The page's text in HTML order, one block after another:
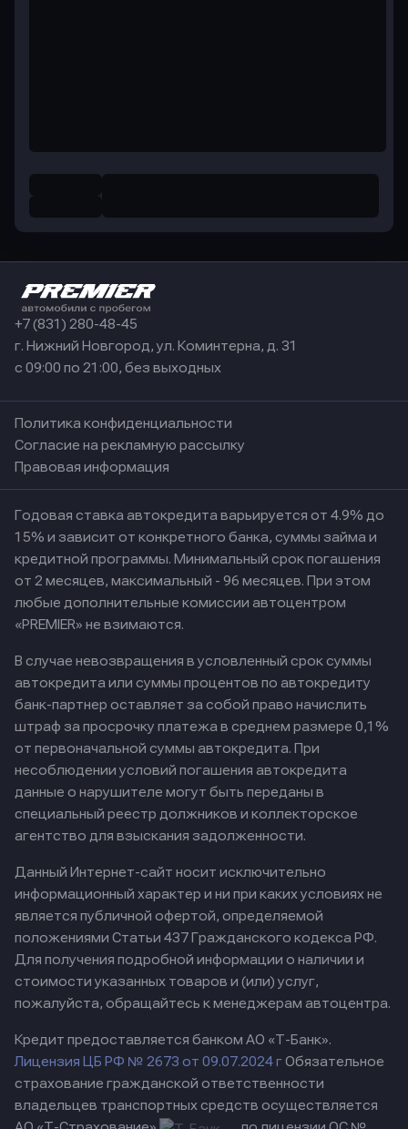
+7 (831) 280-48-45
г. Нижний Новгород, ул. Коминтерна, д. 31
с 09:00 по 21:00, без выходных
Политика конфиденциальности
Согласие на рекламную рассылку
Правовая информация
Годовая ставка автокредита варьируется от 4.9% до
15% и зависит от конкретного банка, суммы займа и
кредитной программы. Минимальный срок погашения
от 2 месяцев, максимальный - 96 месяцев. При этом
любые дополнительные комиссии автоцентром
«PREMIER» не взимаются.
В случае невозвращения в условленный срок суммы
автокредита или суммы процентов по автокредиту
банк-партнер оставляет за собой право начислить
штраф за просрочку платежа в среднем размере 0,1%
от первоначальной суммы автокредита. При
несоблюдении условий погашения автокредита
данные о нарушителе могут быть переданы в
специальный реестр должников и коллекторское
агентство для взыскания задолженности.
Данный Интернет-сайт носит исключительно
информационный характер и ни при каких условиях не
является публичной офертой, определяемой
положениями Статьи 437 Гражданского кодекса РФ.
Для получения подробной информации о наличии и
стоимости указанных товаров и (или) услуг,
пожалуйста, обращайтесь к менеджерам автоцентра.
Кредит предоставляется банком АО «Т-Банк».
Лицензия ЦБ РФ № 2673 от 09.07.2024 гОбязательное
страхование гражданской ответственности
владельцев транспортных средств осуществляется